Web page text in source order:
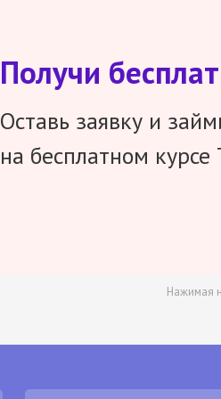
Получи
Оставь заявку и
на бесплатном курсе
Нажимая